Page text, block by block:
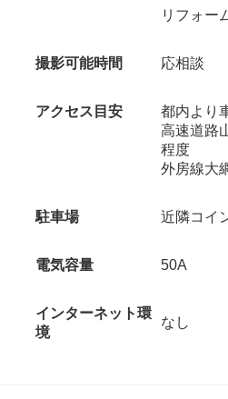
リフォー
撮影可能時間 応相談
アクセス目安
都内より
高速道路
程度
外房線大
駐車場 近隣コイ
電気容量 50A
インターネット環
境
なし